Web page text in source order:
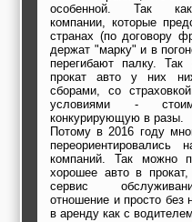
строительные
машины и техника,
все для
коммуникаций
Туризм, отдых,
путешествия,
авиакомпании, ж/д
перевозки,
пансионаты, отели,
гостинницы
Трудоустройство,
кадровые агентства,
крюининг
Программирование
сайта
особенной. Так
компании, которые
странах (по договору
держат "марку" и в
перегибают палку.
прокат авто у них
сборами, со
условиями -
конкурирующую в разы.
Потому в 2016 году
переориентировались
компаний. Так можно
хорошее авто в
сервис
отношение и просто без
в аренду как с